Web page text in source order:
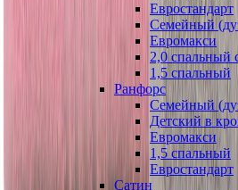
Евростандарт
Семейный
Евромакси
2,0 спальный
1,5 спальный
Ранфорс
Семейный
Детский в
Евромакси
1,5 спальный
Евростандарт
Сатин